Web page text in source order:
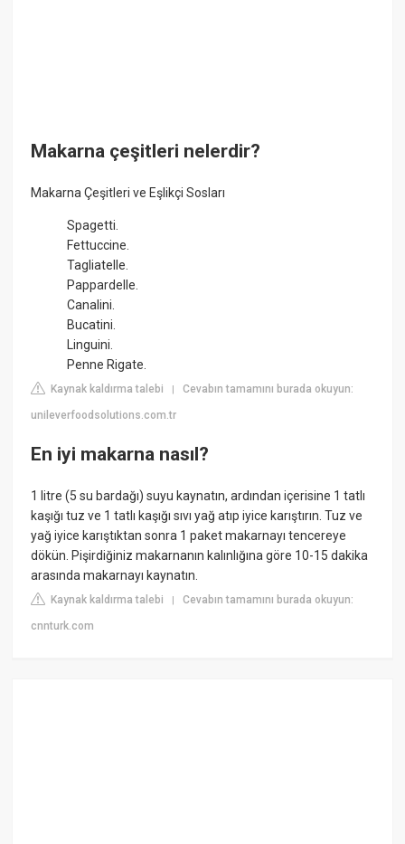
Makarna çeşitleri nelerdir?
Makarna Çeşitleri ve Eşlikçi Sosları
Spagetti.
Fettuccine.
Tagliatelle.
Pappardelle.
Canalini.
Bucatini.
Linguini.
Penne Rigate.
Kaynak kaldırma talebi |Cevabın tamamını burada okuyun:
unileverfoodsolutions.com.tr
En iyi makarna nasıl?
1 litre (5 su bardağı) suyu kaynatın, ardından içerisine 1 tatlı
kaşığı tuz ve 1 tatlı kaşığı sıvı yağ atıp iyice karıştırın. Tuz ve
yağ iyice karıştıktan sonra 1 paket makarnayı tencereye
dökün. Pişirdiğiniz makarnanın kalınlığına göre 10-15 dakika
arasında makarnayı kaynatın.
Kaynak kaldırma talebi |Cevabın tamamını burada okuyun:
cnnturk.com